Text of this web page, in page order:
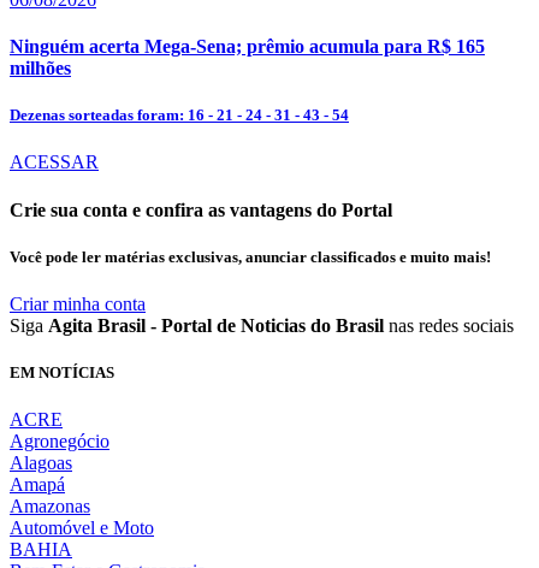
Ninguém acerta Mega-Sena; prêmio acumula para R$ 165
milhões
Dezenas sorteadas foram: 16 - 21 - 24 - 31 - 43 - 54
ACESSAR
Crie sua conta e confira as vantagens do Portal
Você pode ler matérias exclusivas, anunciar classificados e muito mais!
Criar minha conta
Siga Agita Brasil - Portal de Noticias do Brasil nas redes sociais
EM NOTÍCIAS
ACRE
Agronegócio
Alagoas
Amapá
Amazonas
Automóvel e Moto
BAHIA